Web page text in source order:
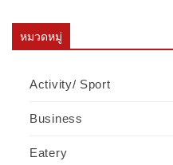
หมวดหมู่
Activity/ Sport
Business
Eatery